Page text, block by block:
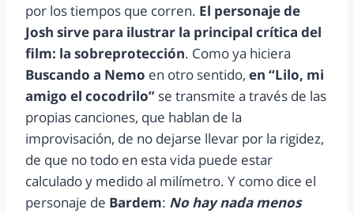
por los tiempos que corren. El personaje de
Josh sirve para ilustrar la principal crítica del
film: la sobreprotección. Como ya hiciera
Buscando a Nemo en otro sentido, en “Lilo, mi
amigo el cocodrilo” se transmite a través de las
propias canciones, que hablan de la
improvisación, de no dejarse llevar por la rigidez,
de que no todo en esta vida puede estar
calculado y medido al milímetro. Y como dice el
personaje de Bardem: No hay nada menos